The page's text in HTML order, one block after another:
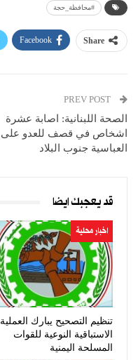
#محافظة_حجة
Share
Facebook
الصحة اللبنانية: اصابة عشرة
اشخاص في قصف للعدو على
العباسية جنوب البلاد
قد يعجبك ايضا
اخبار محلية
تنظيم التصحيح يبارك العملية
الاستباقية النوعية للقوات
المسلحة اليمنية